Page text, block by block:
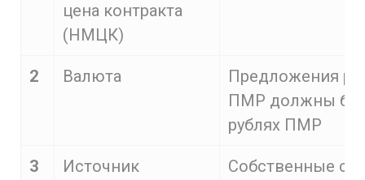
цена контракта
(НМЦК)
2 Валюта
Предложения
ПМР должны
рублях ПМР
3
Источник
Собственные